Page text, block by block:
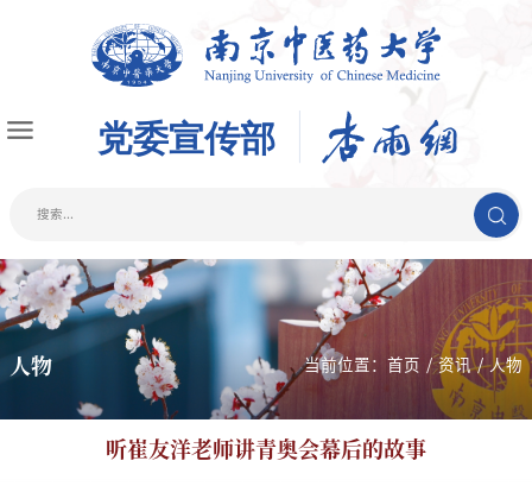
当前位置： 首页 / 资讯 / 人物
人物
听崔友洋老师讲青奥会幕后的故事